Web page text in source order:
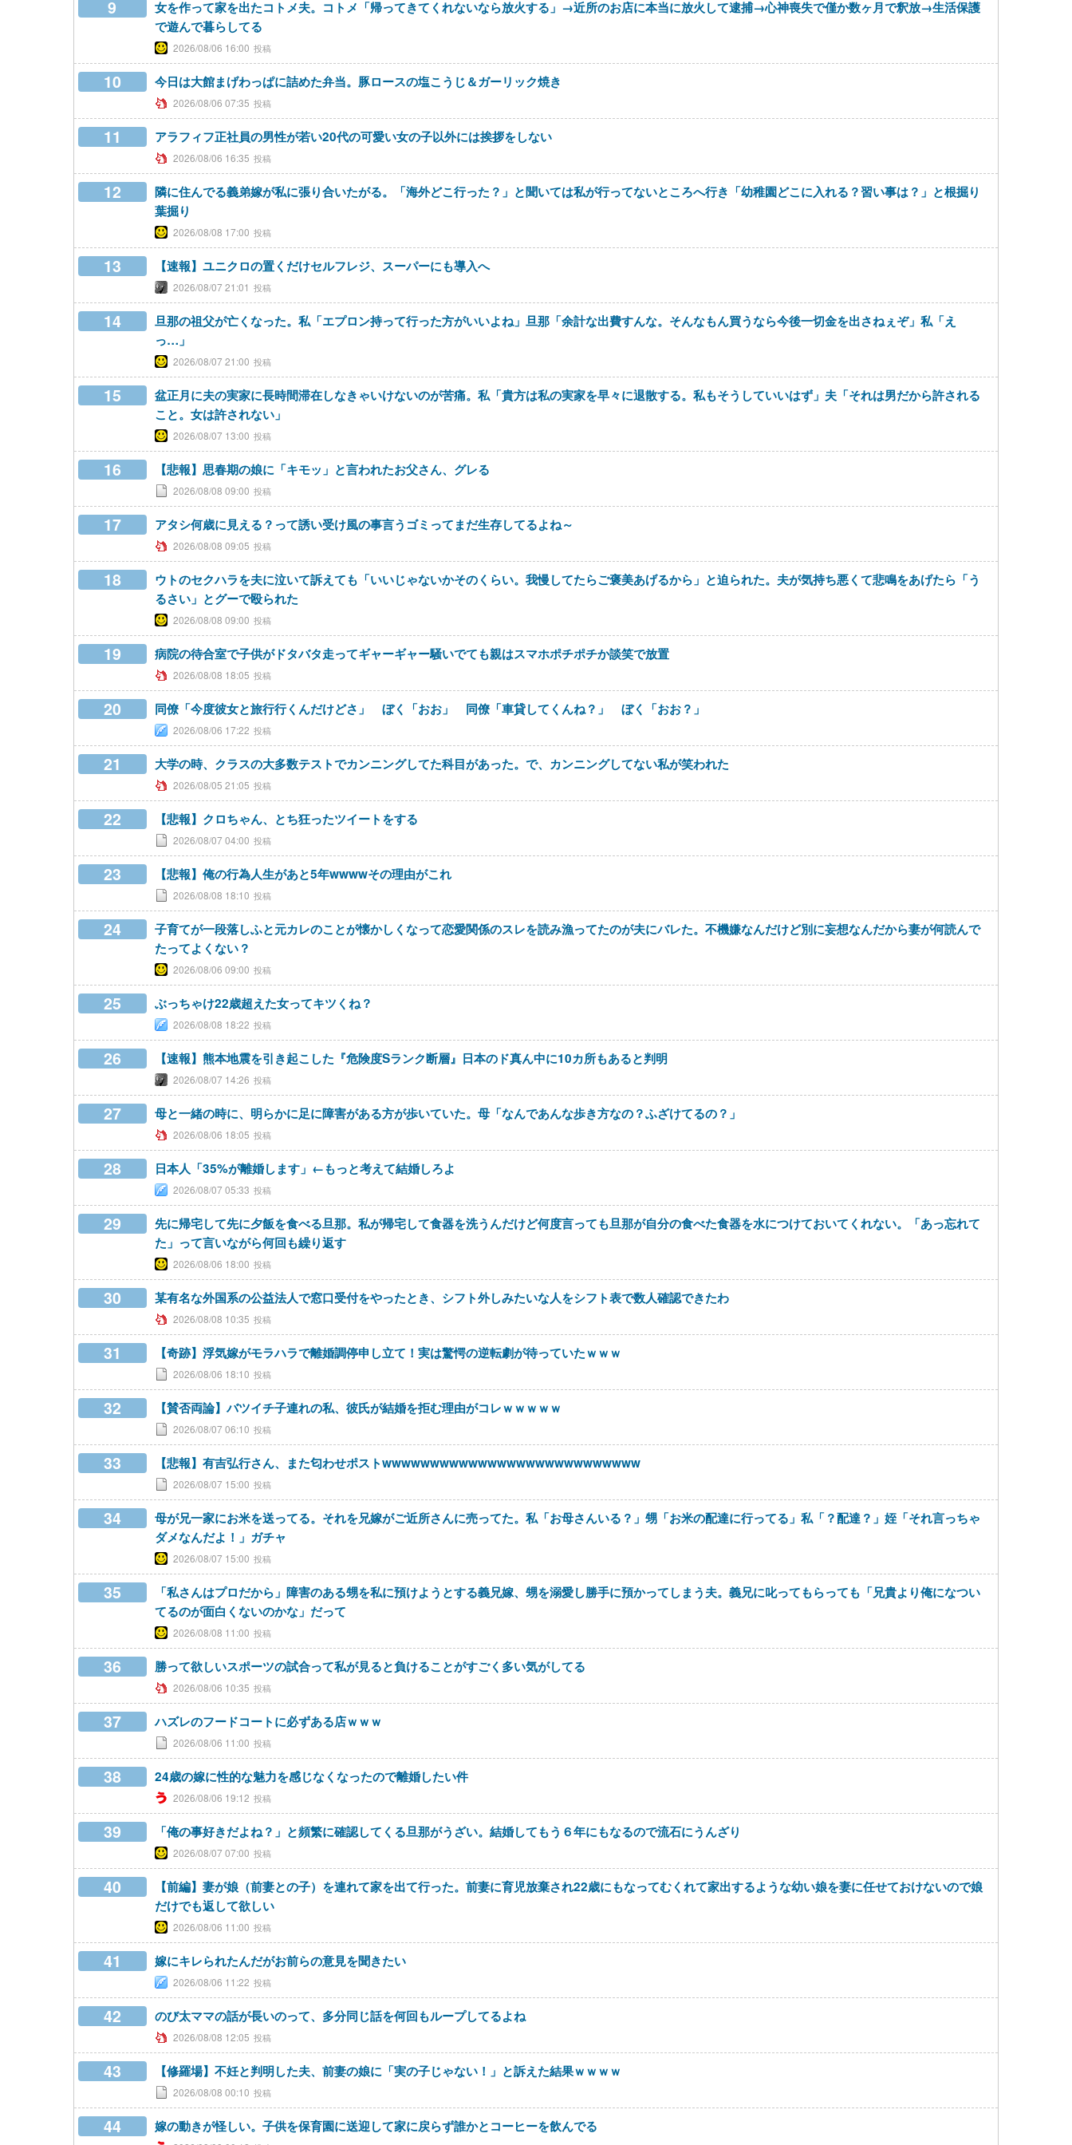
9
女を作って家を出たコトメ夫。コトメ「帰ってきてくれないなら放火する」→近所のお店に本当に放火して逮捕→心神喪失で僅か数ヶ月で釈放→生活保護
で遊んで暮らしてる
2026/08/06 16:00
10 今日は大館まげわっぱに詰めた弁当。豚ロースの塩こうじ＆ガーリック焼き
2026/08/06 07:35
11 アラフィフ正社員の男性が若い20代の可愛い女の子以外には挨拶をしない
2026/08/06 16:35
12
隣に住んでる義弟嫁が私に張り合いたがる。「海外どこ行った？」と聞いては私が行ってないところへ行き「幼稚園どこに入れる？習い事は？」と根掘り
葉掘り
2026/08/08 17:00
13 【速報】ユニクロの置くだけセルフレジ、スーパーにも導入へ
2026/08/07 21:01
14
旦那の祖父が亡くなった。私「エプロン持って行った方がいいよね」旦那「余計な出費すんな。そんなもん買うなら今後一切金を出さねぇぞ」私「え
っ…」
2026/08/07 21:00
15
盆正月に夫の実家に長時間滞在しなきゃいけないのが苦痛。私「貴方は私の実家を早々に退散する。私もそうしていいはず」夫「それは男だから許される
こと。女は許されない」
2026/08/07 13:00
16 【悲報】思春期の娘に「キモッ」と言われたお父さん、グレる
2026/08/08 09:00
17 アタシ何歳に見える？って誘い受け風の事言うゴミってまだ生存してるよね～
2026/08/08 09:05
18
ウトのセクハラを夫に泣いて訴えても「いいじゃないかそのくらい。我慢してたらご褒美あげるから」と迫られた。夫が気持ち悪くて悲鳴をあげたら「う
るさい」とグーで殴られた
2026/08/08 09:00
19 病院の待合室で子供がドタバタ走ってギャーギャー騒いでても親はスマホポチポチか談笑で放置
2026/08/08 18:05
20 同僚「今度彼女と旅行行くんだけどさ」 ぼく「おお」 同僚「車貸してくんね？」 ぼく「おお？」
2026/08/06 17:22
21 大学の時、クラスの大多数テストでカンニングしてた科目があった。で、カンニングしてない私が笑われた
2026/08/05 21:05
22 【悲報】クロちゃん、とち狂ったツイートをする
2026/08/07 04:00
23 【悲報】俺の行為人生があと5年wwwwその理由がこれ
2026/08/08 18:10
24
子育てが一段落しふと元カレのことが懐かしくなって恋愛関係のスレを読み漁ってたのが夫にバレた。不機嫌なんだけど別に妄想なんだから妻が何読んで
たってよくない？
2026/08/06 09:00
25 ぶっちゃけ22歳超えた女ってキツくね？
2026/08/08 18:22
26 【速報】熊本地震を引き起こした『危険度Sランク断層』日本のド真ん中に10カ所もあると判明
2026/08/07 14:26
27 母と一緒の時に、明らかに足に障害がある方が歩いていた。母「なんであんな歩き方なの？ふざけてるの？」
2026/08/06 18:05
28 日本人「35%が離婚します」←もっと考えて結婚しろよ
2026/08/07 05:33
29
先に帰宅して先に夕飯を食べる旦那。私が帰宅して食器を洗うんだけど何度言っても旦那が自分の食べた食器を水につけておいてくれない。「あっ忘れて
た」って言いながら何回も繰り返す
2026/08/06 18:00
30 某有名な外国系の公益法人で窓口受付をやったとき、シフト外しみたいな人をシフト表で数人確認できたわ
2026/08/08 10:35
31 【奇跡】浮気嫁がモラハラで離婚調停申し立て！実は驚愕の逆転劇が待っていたｗｗｗ
2026/08/06 18:10
32 【賛否両論】バツイチ子連れの私、彼氏が結婚を拒む理由がコレｗｗｗｗｗ
2026/08/07 06:10
33 【悲報】有吉弘行さん、また匂わせポストwwwwwwwwwwwwwwwwwwwwwwwwwww
2026/08/07 15:00
34
母が兄一家にお米を送ってる。それを兄嫁がご近所さんに売ってた。私「お母さんいる？」甥「お米の配達に行ってる」私「？配達？」姪「それ言っちゃ
ダメなんだよ！」ガチャ
2026/08/07 15:00
35
「私さんはプロだから」障害のある甥を私に預けようとする義兄嫁、甥を溺愛し勝手に預かってしまう夫。義兄に叱ってもらっても「兄貴より俺になつい
てるのが面白くないのかな」だって
2026/08/08 11:00
36 勝って欲しいスポーツの試合って私が見ると負けることがすごく多い気がしてる
2026/08/06 10:35
37 ハズレのフードコートに必ずある店ｗｗｗ
2026/08/06 11:00
38 24歳の嫁に性的な魅力を感じなくなったので離婚したい件
2026/08/06 19:12
39 「俺の事好きだよね？」と頻繁に確認してくる旦那がうざい。結婚してもう６年にもなるので流石にうんざり
2026/08/07 07:00
40
【前編】妻が娘（前妻との子）を連れて家を出て行った。前妻に育児放棄され22歳にもなってむくれて家出するような幼い娘を妻に任せておけないので娘
だけでも返して欲しい
2026/08/06 11:00
41 嫁にキレられたんだがお前らの意見を聞きたい
2026/08/06 11:22
42 のび太ママの話が長いのって、多分同じ話を何回もループしてるよね
2026/08/08 12:05
43 【修羅場】不妊と判明した夫、前妻の娘に「実の子じゃない！」と訴えた結果ｗｗｗｗ
2026/08/08 00:10
44 嫁の動きが怪しい。子供を保育園に送迎して家に戻らず誰かとコーヒーを飲んでる